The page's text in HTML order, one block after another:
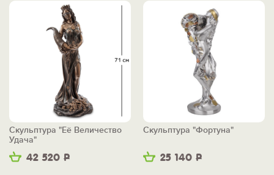
42 520 Р
Скульптура "Её Величество
Удача"
25 140 Р
Скульптура "Фортуна"